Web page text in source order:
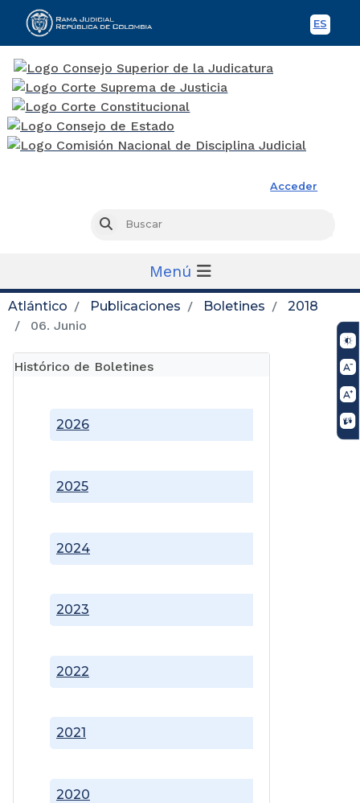
ES
Acceder
Buscar
Menú
Atlántico Publicaciones Boletines
2018
06. Junio
Histórico de Boletines
2020
2021
2022
2023
2024
2025
2026